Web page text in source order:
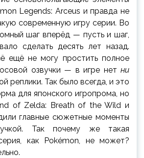
Legends: Arceus и правда не
современную игру серии. Во
шаг вперёд — пусть и шаг,
сделать десять лет назад.
ещё не могу простить полное
озвучки — в игре нет ни
реплики. Так было всегда, и это
для японского игропрома, но
of Zelda: Breath of the Wild и
главные сюжетные моменты
Так почему же такая
как Pokémon, не может?